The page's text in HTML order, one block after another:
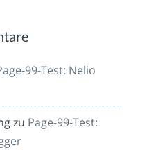
99-Test: Nelio
zu Page-99-Test: